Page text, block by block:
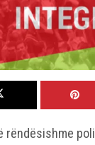
rëndësishme